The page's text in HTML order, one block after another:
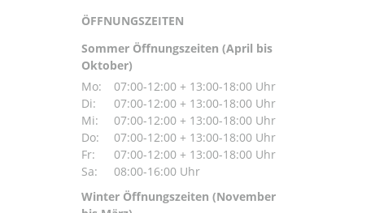
ÖFFNUNGSZEITEN
Sommer Öffnungszeiten (April bis
Oktober)
Mo:
07:00-12:00 + 13:00-18:00 Uhr
Di:
07:00-12:00 + 13:00-18:00 Uhr
Mi:
07:00-12:00 + 13:00-18:00 Uhr
Do:
07:00-12:00 + 13:00-18:00 Uhr
Fr:
07:00-12:00 + 13:00-18:00 Uhr
Sa:
08:00-16:00 Uhr
Winter Öffnungszeiten (November